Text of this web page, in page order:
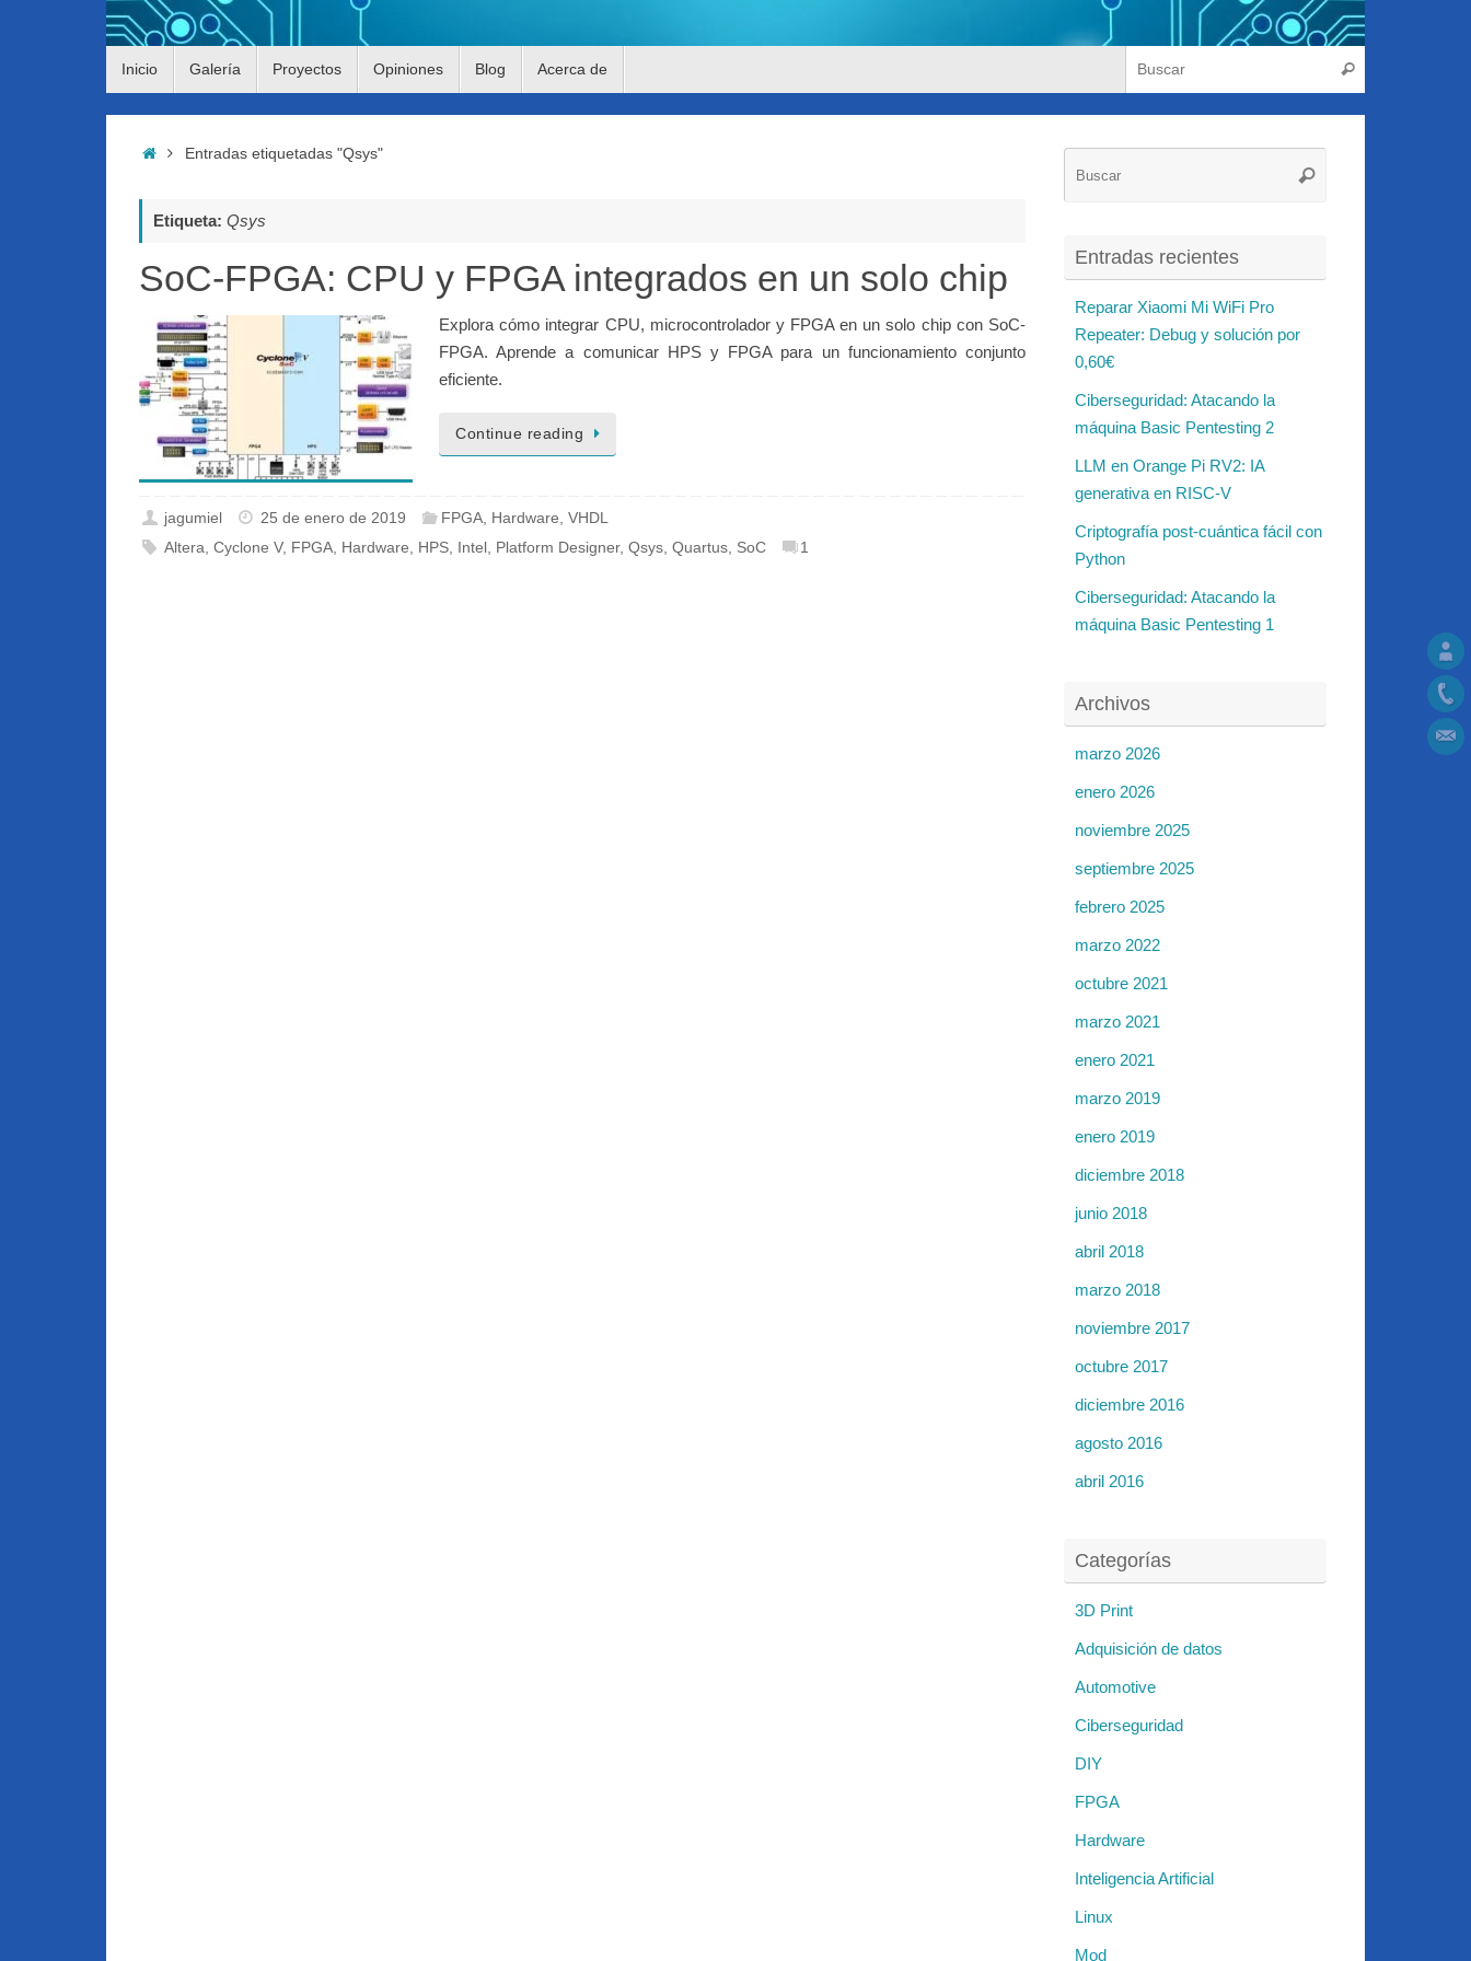
Inicio Galería Proyectos Opiniones Blog Acerca de Buscar
InicioEntradas etiquetadas "Qsys"
Etiqueta: Qsys
SoC-FPGA: CPU y FPGA integrados en un solo chip
Explora cómo integrar CPU, microcontrolador y FPGA en un solo chip con SoC-
FPGA. Aprende a comunicar HPS y FPGA para un funcionamiento conjunto
eficiente.
Continue reading
jagumiel 25 de enero de 2019 FPGA, Hardware, VHDL
Altera,Cyclone V, FPGA, Hardware, HPS, Intel , Platform Designer,Qsys,Quartus, SoC 1
Buscar
Entradas recientes
Reparar Xiaomi Mi WiFi Pro
Repeater: Debug y solución por
0,60€
Ciberseguridad: Atacando la
máquina Basic Pentesting 2
LLM en Orange Pi RV2: IA
generativa en RISC-V
Criptografía post-cuántica fácil con
Python
Ciberseguridad: Atacando la
máquina Basic Pentesting 1
Archivos
marzo 2026
enero 2026
noviembre 2025
septiembre 2025
febrero 2025
marzo 2022
octubre 2021
marzo 2021
enero 2021
marzo 2019
enero 2019
diciembre 2018
junio 2018
abril 2018
marzo 2018
noviembre 2017
octubre 2017
diciembre 2016
agosto 2016
abril 2016
Categorías
3D Print
Adquisición de datos
Automotive
Ciberseguridad
DIY
FPGA
Hardware
Inteligencia Artificial
Linux
Mod